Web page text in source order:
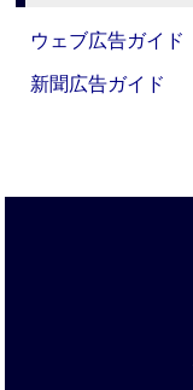
ウェブ広告ガイド
新聞広告ガイド